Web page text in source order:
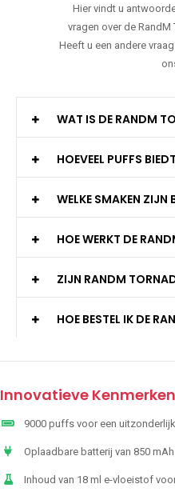
Hier vindt u
vragen over de
Heeft u een andere
WAT IS DE RANDM
HOEVEEL PUFFS
WELKE SMAKEN ZIJN
HOE WERKT DE
ZIJN RANDM
HOE BESTEL IK DE
Innovatieve
9000 puffs voor een
Oplaadbare batterij van 850 mAh
Inhoud van 18 ml e-vloeistof